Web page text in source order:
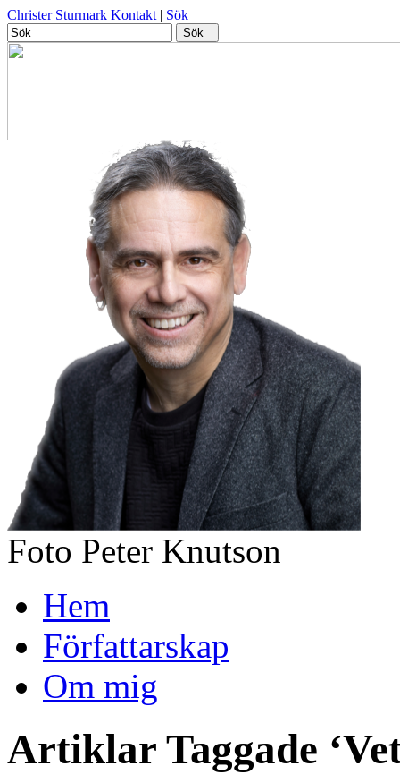
Christer Sturmark Kontakt | Sök
Foto Peter Knutson
Hem
Författarskap
Om mig
Artiklar Taggade